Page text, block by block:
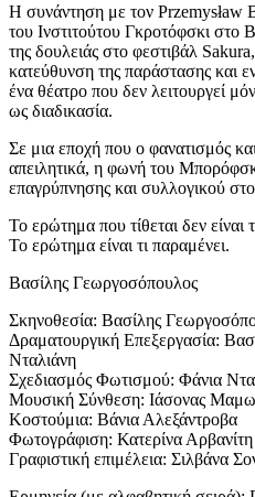
Η συνάντηση με τον Przemysław
του Ινστιτούτου Γκροτόφσκι στο
της δουλειάς στο φεστιβάλ
κατεύθυνση της παράστασης και
ένα θέατρο που δεν λειτουργεί
ως διαδικασία.
Σε μια εποχή που ο φανατισμός
απειλητικά, η φωνή του
επαγρύπνησης και συλλογικού
Το ερώτημα που τίθεται δεν είναι
Το ερώτημα είναι τι παραμένει.
Βασίλης Γεωργοσόπουλος
Σκηνοθεσία: Βασίλης
Δραματουργική Επεξεργασία:
Νταλιάνη
Σχεδιασμός Φωτισμού: Φάνια
Μουσική Σύνθεση: Ιάσονας
Κοστούμια: Βάνια Αλεξάντροβα
Φωτογράφιση: Κατερίνα Αρβανίτη
Γραφιστική επιμέλεια: Σιλβάνα